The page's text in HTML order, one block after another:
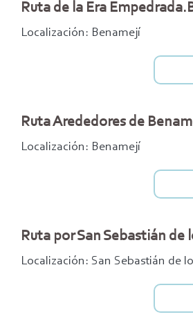
Ruta de la Era
Localización: Benamejí
Ruta Arededores de
Localización: Benamejí
Ruta por San Sebastián de
Localización: San Sebastián de